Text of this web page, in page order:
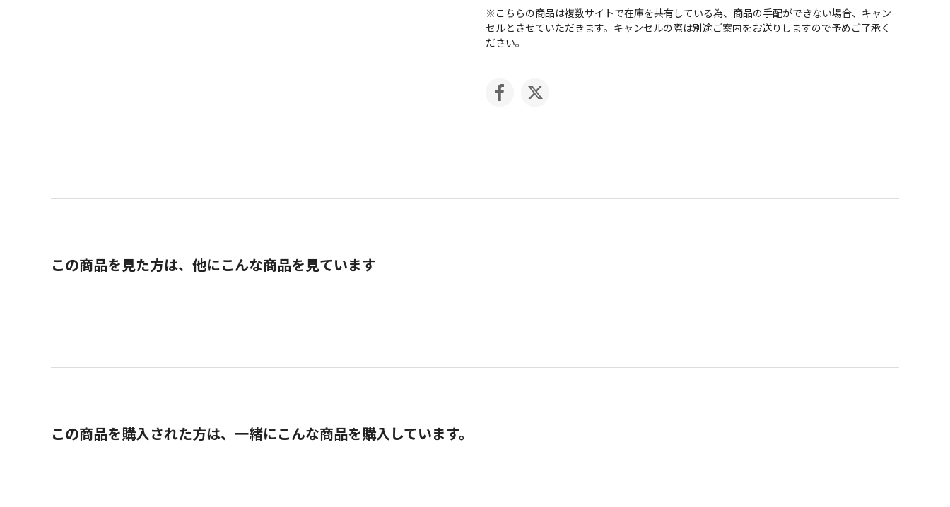
※こちらの商品は複数サイトで在庫を共有している為、商品の手配ができない場合、キャン
セルとさせていただきます。キャンセルの際は別途ご案内をお送りしますので予めご了承く
ださい。
この商品を見た方は、他にこんな商品を見ています
この商品を購入された方は、一緒にこんな商品を購入しています。